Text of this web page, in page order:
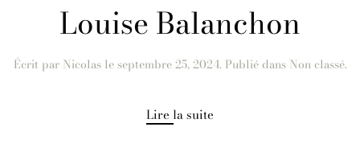
Louise Balanchon
Écrit par Nicolasleseptembre 25, 2024. Publié dans Non classé.
Lire la suite